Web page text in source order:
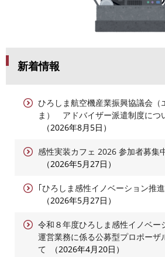
新着情報
ひろしま航空機産業振興協議会（
ま） アドバイザー派遣制度につ
2026年8月5日
感性実装カフェ 2026 参加者募集
2026年5月27日
｢ひろしま感性イノベーション推
2026年5月27日
令和８年度ひろしま感性イノベー
運営業務に係る公募型プロポーザ
て
2026年4月20日